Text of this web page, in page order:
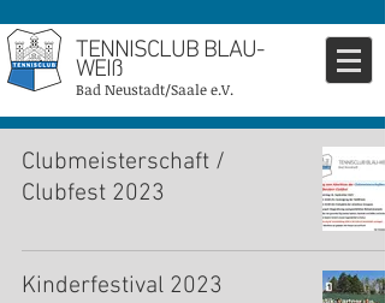
TENNISCLUB BLAU-
WEIß
Bad Neustadt/Saale e.V.
Clubmeisterschaft /
Clubfest 2023
Kinderfestival 2023